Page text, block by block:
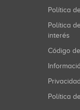
Política
Política de gestión de conflictos de
interés
Código
Privacidad
Política